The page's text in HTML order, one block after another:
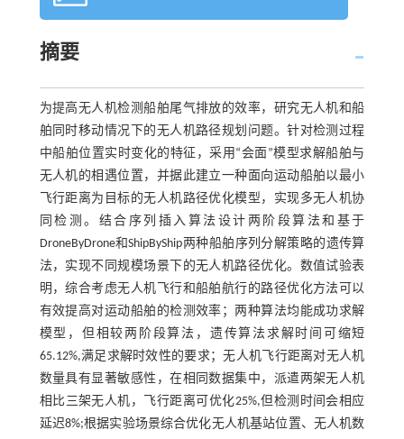
摘要
为提高无人机检测船舶尾气排放的效率，研究无人机和船
舶同时移动情况下的无人机路径规划问题。针对检测过程
中船舶位置实时变化的特征，采用“会面”模型求解船舶与
无人机的相遇位置，并据此建立一种面向运动船舶以最小
飞行距离为目标的无人机路径优化模型，实现多无人机协
同检测。结合序列插入算法设计两阶段算法和基于
DroneByDrone和ShipByShip两种船舶序列分解策略的遗传算
法，实现不同规模场景下的无人机路径优化。数值试验表
明，综合考虑无人机飞行和船舶航行的路径优化方法可以
有效提高对运动船舶的检测效率；两种算法均能成功求解
模型，但相较两阶段算法，遗传算法求解时间可缩短
65.12%,满足求解时效性的要求；无人机飞行距离对无人机
数量具有显著敏感性，在相同数据集中，派遣两架无人机
相比三架无人机，飞行距离可优化25%,但检测时间会相应
延迟8%;根据实验场景综合优化无人机基站位置、无人机数